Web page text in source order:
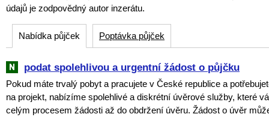
údajů je zodpovědný autor inzerátu.
Nabídka půjček Poptávka půjček
podat spolehlivou a urgentní žádost o půjčku
Pokud máte trvalý pobyt a pracujete v České republice a
na projekt, nabízíme spolehlivé a diskrétní úvěrové služby, které
celým procesem žádosti až do obdržení úvěru. Žádost o úvěr